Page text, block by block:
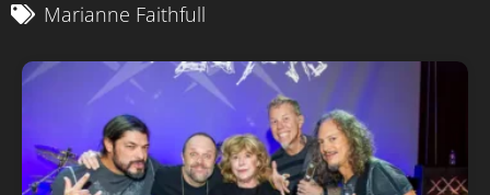
Marianne Faithfull